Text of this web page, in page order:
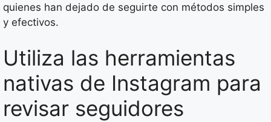
quienes han dejado de seguirte con métodos simples
y efectivos.
Utiliza las herramientas
nativas de Instagram para
revisar seguidores